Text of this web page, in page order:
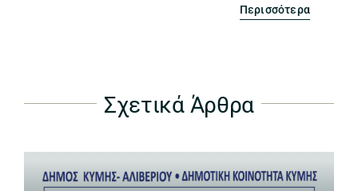
Περισσότερα
Σχετικά Άρθρα